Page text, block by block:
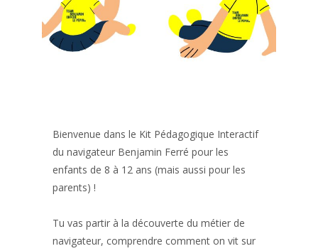
Bienvenue dans le Kit Pédagogique Interactif
du navigateur Benjamin Ferré pour les
enfants de 8 à 12 ans (mais aussi pour les
parents) !
Tu vas partir à la découverte du métier de
navigateur, comprendre comment on vit sur